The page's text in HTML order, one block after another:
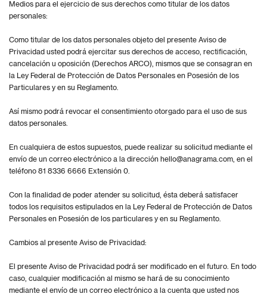
Medios para el ejercicio de sus derechos como titular de los datos
personales:
Como titular de los datos personales objeto del presente Aviso de
Privacidad usted podrá ejercitar sus derechos de acceso, rectificación,
cancelación u oposición (Derechos ARCO), mismos que se consagran en
la Ley Federal de Protección de Datos Personales en Posesión de los
Particulares y en su Reglamento.
Así mismo podrá revocar el consentimiento otorgado para el uso de sus
datos personales.
En cualquiera de estos supuestos, puede realizar su solicitud mediante el
envío de un correo electrónico a la dirección hello@anagrama.com, en el
teléfono 81 8336 6666 Extensión 0.
Con la finalidad de poder atender su solicitud, ésta deberá satisfacer
todos los requisitos estipulados en la Ley Federal de Protección de Datos
Personales en Posesión de los particulares y en su Reglamento.
Cambios al presente Aviso de Privacidad:
El presente Aviso de Privacidad podrá ser modificado en el futuro. En todo
caso, cualquier modificación al mismo se hará de su conocimiento
mediante el envío de un correo electrónico a la cuenta que usted nos